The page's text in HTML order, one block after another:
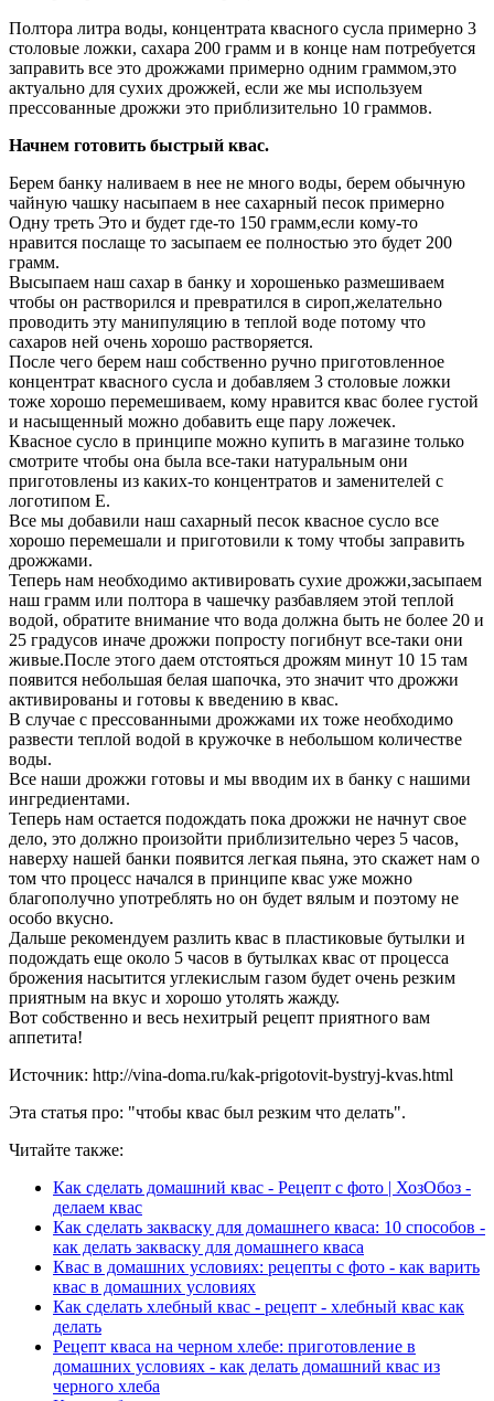
Полтора литра воды, концентрата квасного сусла примерно 3
столовые ложки, сахара 200 грамм и в конце нам потребуется
заправить все это дрожжами примерно одним граммом,это
актуально для сухих дрожжей, если же мы используем
прессованные дрожжи это приблизительно 10 граммов.
Начнем готовить быстрый квас.
Берем банку наливаем в нее не много воды, берем обычную
чайную чашку насыпаем в нее сахарный песок примерно
Одну треть Это и будет где-то 150 грамм,если кому-то
нравится послаще то засыпаем ее полностью это будет 200
грамм.
Высыпаем наш сахар в банку и хорошенько размешиваем
чтобы он растворился и превратился в сироп,желательно
проводить эту манипуляцию в теплой воде потому что
сахаров ней очень хорошо растворяется.
После чего берем наш собственно ручно приготовленное
концентрат квасного сусла и добавляем 3 столовые ложки
тоже хорошо перемешиваем, кому нравится квас более густой
и насыщенный можно добавить еще пару ложечек.
Квасное сусло в принципе можно купить в магазине только
смотрите чтобы она была все-таки натуральным они
приготовлены из каких-то концентратов и заменителей с
логотипом Е.
Все мы добавили наш сахарный песок квасное сусло все
хорошо перемешали и приготовили к тому чтобы заправить
дрожжами.
Теперь нам необходимо активировать сухие дрожжи,засыпаем
наш грамм или полтора в чашечку разбавляем этой теплой
водой, обратите внимание что вода должна быть не более 20 и
25 градусов иначе дрожжи попросту погибнут все-таки они
живые.После этого даем отстояться дрожям минут 10 15 там
появится небольшая белая шапочка, это значит что дрожжи
активированы и готовы к введению в квас.
В случае с прессованными дрожжами их тоже необходимо
развести теплой водой в кружочке в небольшом количестве
воды.
Все наши дрожжи готовы и мы вводим их в банку с нашими
ингредиентами.
Теперь нам остается подождать пока дрожжи не начнут свое
дело, это должно произойти приблизительно через 5 часов,
наверху нашей банки появится легкая пьяна, это скажет нам о
том что процесс начался в принципе квас уже можно
благополучно употреблять но он будет вялым и поэтому не
особо вкусно.
Дальше рекомендуем разлить квас в пластиковые бутылки и
подождать еще около 5 часов в бутылках квас от процесса
брожения насытится углекислым газом будет очень резким
приятным на вкус и хорошо утолять жажду.
Вот собственно и весь нехитрый рецепт приятного вам
аппетита!
Источник: http://vina-doma.ru/kak-prigotovit-bystryj-kvas.html
Эта статья про: "чтобы квас был резким что делать".
Читайте также:
Как сделать домашний квас - Рецепт с фото | ХозОбоз -
делаем квас
Как сделать закваску для домашнего кваса: 10 способов -
как делать закваску для домашнего кваса
Квас в домашних условиях: рецепты с фото - как варить
квас в домашних условиях
Как сделать хлебный квас - рецепт - хлебный квас как
делать
Рецепт кваса на черном хлебе: приготовление в
домашних условиях - как делать домашний квас из
черного хлеба